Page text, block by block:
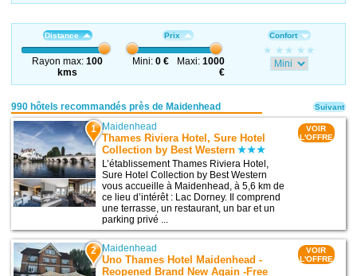
Distance
Rayon max:100
kms
Prix
Mini: 0 € Maxi:1000
€
Confort
990 hôtels recommandés près de Maidenhead
1 Maidenhead
Thames Riviera Hotel, Sure Hotel
Collection by Best Western
L’établissement Thames Riviera Hotel,
Sure Hotel Collection by Best Western
vous accueille à Maidenhead, à 5,6 km de
ce lieu d’intérêt : Lac Dorney. Il comprend
une terrasse, un restaurant, un bar et un
parking privé ...
VOIR
L'OFFRE
2 Maidenhead
Uno Thames Hotel Maidenhead -
Reopened Brand New Again -Free
VOIR
L'OFFRE
Suivant